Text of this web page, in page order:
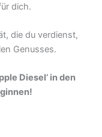
dich.
die du verdienst,
Genusses.
Diesel’ in den